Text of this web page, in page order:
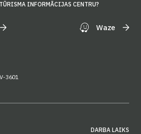
INFORMĀCIJAS CENTRU?
Waze
3601
DARBA LAIKS